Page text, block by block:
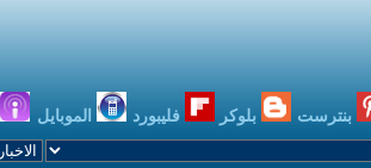
بنترست بلوكر فليبورد الموبايل